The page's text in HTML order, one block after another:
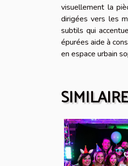
visuellement la
dirigées vers les
subtils qui
épurées aide à
en espace urbain
SIMILAIRE